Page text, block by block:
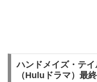
ハンドメイズ・テ
（Huluドラマ）最